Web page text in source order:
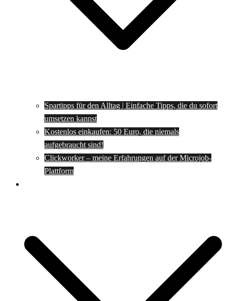
Spartipps für den Alltag | Einfache Tipps, die du sofort
umsetzen kannst
Kostenlos einkaufen: 50 Euro, die niemals
aufgebraucht sind!
Clickworker – meine Erfahrungen auf der Microjob-
Plattform